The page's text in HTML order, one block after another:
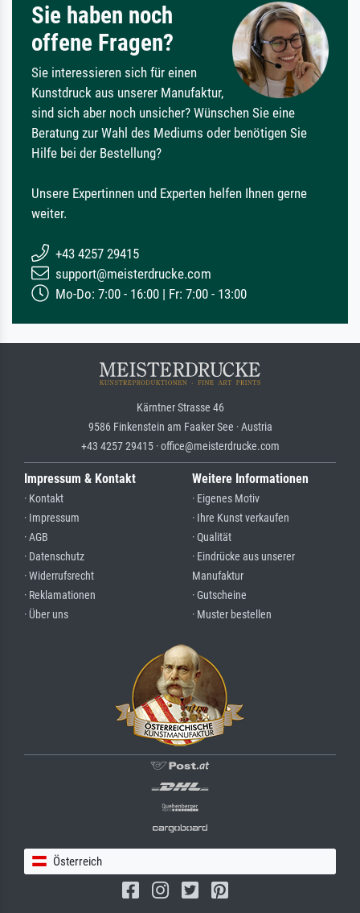
Sie haben noch
offene Fragen?
Sie interessieren sich für einen
Kunstdruck aus unserer Manufaktur,
sind sich aber noch unsicher? Wünschen Sie eine
Beratung zur Wahl des Mediums oder benötigen Sie
Hilfe bei der Bestellung?
Unsere Expertinnen und Experten helfen Ihnen gerne
weiter.
+43 4257 29415
support@meisterdrucke.com
Mo-Do: 7:00 - 16:00 | Fr: 7:00 - 13:00
Kärntner Strasse 46
9586 Finkenstein am Faaker See · Austria
+43 4257 29415 · office@meisterdrucke.com
Impressum & Kontakt
· Kontakt
· Impressum
· AGB
· Datenschutz
· Widerrufsrecht
· Reklamationen
· Über uns
Weitere Informationen
· Eigenes Motiv
· Ihre Kunst verkaufen
· Qualität
· Eindrücke aus unserer
Manufaktur
· Gutscheine
· Muster bestellen
Österreich